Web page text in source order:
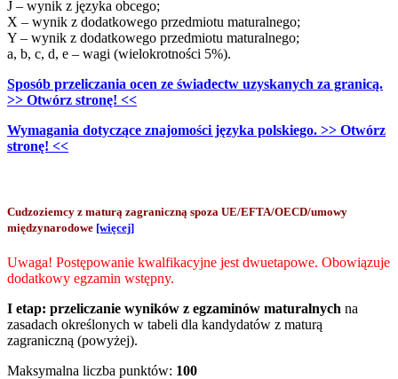
J – wynik z języka obcego;
X – wynik z dodatkowego przedmiotu maturalnego;
Y – wynik z dodatkowego przedmiotu maturalnego;
a, b, c, d, e – wagi (wielokrotności 5%).
Sposób przeliczania ocen ze świadectw uzyskanych za granicą.
>> Otwórz stronę! <<
Wymagania dotyczące znajomości języka polskiego. >> Otwórz
stronę! <<
Cudzoziemcy z maturą zagraniczną spoza UE/EFTA/OECD/umowy
międzynarodowe [więcej]
Uwaga! Postępowanie kwalfikacyjne jest dwuetapowe. Obowiązuje
dodatkowy egzamin wstępny.
I etap: przeliczanie wyników z egzaminów maturalnych na
zasadach określonych w tabeli dla kandydatów z maturą
zagraniczną (powyżej).
Maksymalna liczba punktów: 100